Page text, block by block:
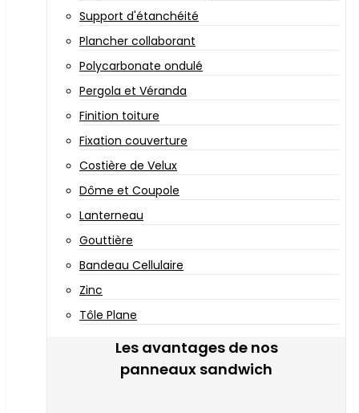
Support d'étanchéité
Plancher collaborant
Polycarbonate ondulé
Pergola et Véranda
Finition toiture
Fixation couverture
Costière de Velux
Dôme et Coupole
Lanterneau
Gouttière
Bandeau Cellulaire
Zinc
Tôle Plane
Les avantages de nos
panneaux sandwich